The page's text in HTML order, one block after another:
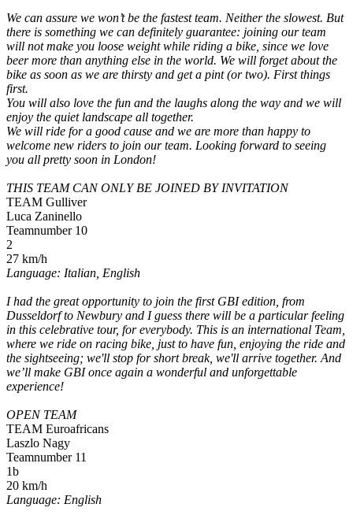
We can assure we won’t be the fastest team. Neither the slowest. But
there is something we can definitely guarantee: joining our team
will not make you loose weight while riding a bike, since we love
beer more than anything else in the world. We will forget about the
bike as soon as we are thirsty and get a pint (or two). First things
first.
You will also love the fun and the laughs along the way and we will
enjoy the quiet landscape all together.
We will ride for a good cause and we are more than happy to
welcome new riders to join our team. Looking forward to seeing
you all pretty soon in London!
THIS TEAM CAN ONLY BE JOINED BY INVITATION
TEAM Gulliver
Luca Zaninello
Teamnumber 10
2
27 km/h
Language: Italian, English
I had the great opportunity to join the first GBI edition, from
Dusseldorf to Newbury and I guess there will be a particular feeling
in this celebrative tour, for everybody. This is an international Team,
where we ride on racing bike, just to have fun, enjoying the ride and
the sightseeing; we'll stop for short break, we'll arrive together. And
we’ll make GBI once again a wonderful and unforgettable
experience!
OPEN TEAM
TEAM Euroafricans
Laszlo Nagy
Teamnumber 11
1b
20 km/h
Language: English